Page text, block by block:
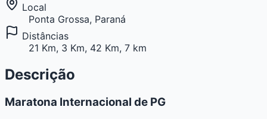
Local
Ponta Grossa, Paraná
Distâncias
21 Km, 3 Km, 42 Km, 7 km
Descrição
Maratona Internacional de PG